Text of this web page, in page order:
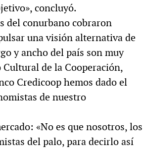
concluyó.
del conurbano cobraron
una visión alternativa de
y ancho del país son muy
de la Cooperación,
Credicoop hemos dado el
de nuestro
«No es que nosotros, los
del palo, para decirlo así